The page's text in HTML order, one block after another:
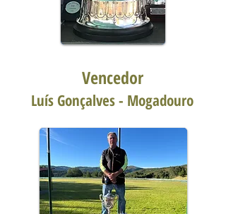
Vencedor
Luís Gonçalves - Mogadouro